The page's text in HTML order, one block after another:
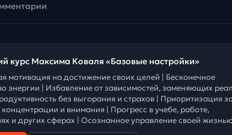
курс Максима Коваля «Базовые настройки»
мотивация на достижение своих целей | Бесконечное
энергии | Избавление от зависимостей, заменяющих
без выгорания и страхов | Приоритизация
и внимания | Прогресс в учебе, работе,
и других сферах | Осознанное управление своей